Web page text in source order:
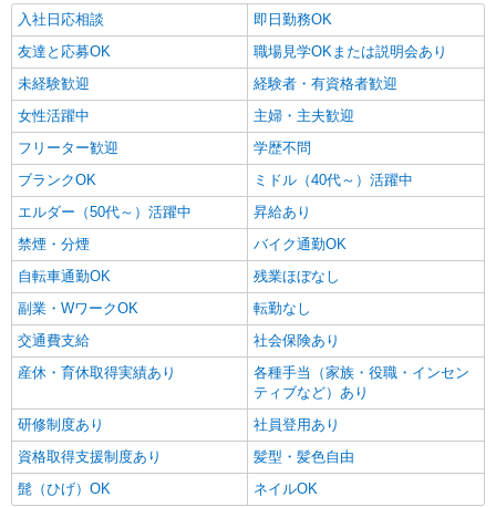
入社日応相談
即日勤務OK
友達と応募OK
職場見学OKまたは説明会あり
未経験歓迎
経験者・有資格者歓迎
女性活躍中
主婦・主夫歓迎
フリーター歓迎
学歴不問
ブランクOK
ミドル（40代～）活躍中
エルダー（50代～）活躍中
昇給あり
禁煙・分煙
バイク通勤OK
自転車通勤OK
残業ほぼなし
副業・WワークOK
転勤なし
交通費支給
社会保険あり
産休・育休取得実績あり
各種手当（家族・役職・インセン
ティブなど）あり
研修制度あり
社員登用あり
資格取得支援制度あり
髪型・髪色自由
髭（ひげ）OK
ネイルOK